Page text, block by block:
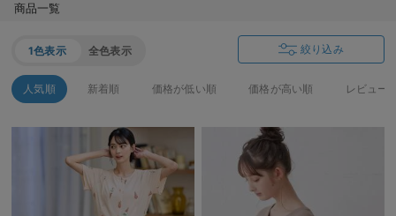
商品一覧
1色表示 全色表示 絞り込み
人気順 新着順 価格が低い順 価格が高い順 レビュー